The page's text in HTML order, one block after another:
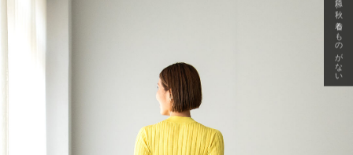
急に秋、着るものがない